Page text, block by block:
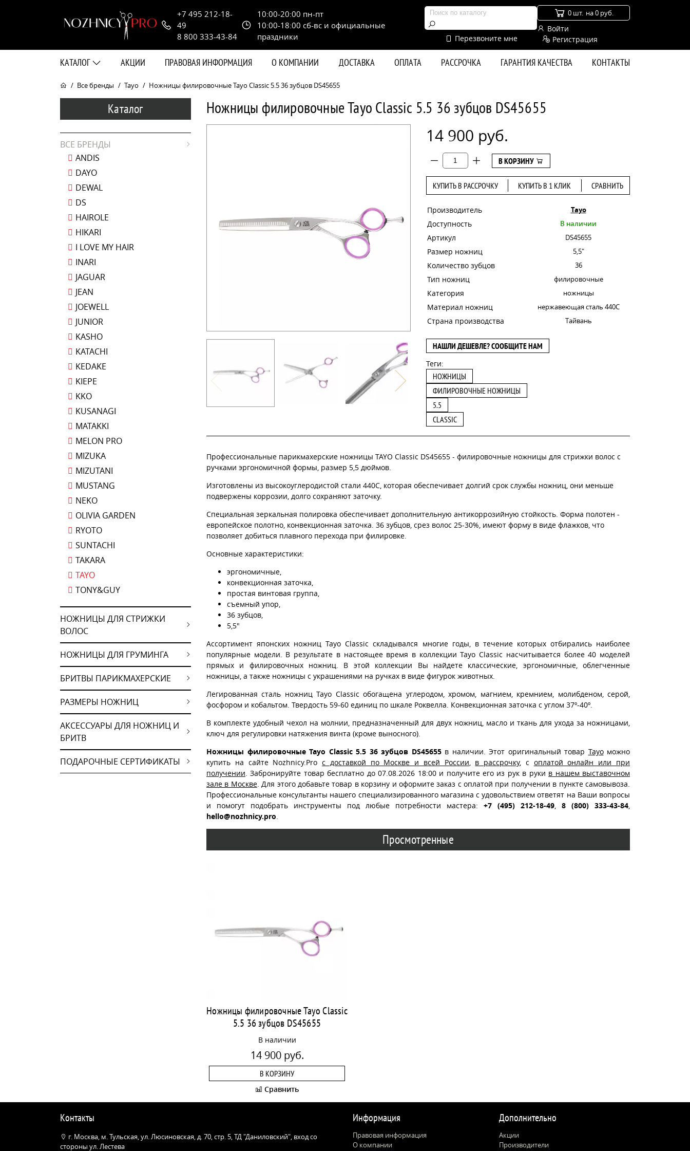
+7 495 212-18-
49
8 800 333-43-84
10:00-20:00 пн-пт
10:00-18:00 сб-вс и официальные
праздники
Перезвоните мне
0 шт. на 0 руб.
Войти
Регистрация
КАТАЛОГ АКЦИИ ПРАВОВАЯ ИНФОРМАЦИЯ О КОМПАНИИ ДОСТАВКА ОПЛАТА РАССРОЧКА ГАРАНТИЯ КАЧЕСТВА КОНТАКТЫ
Все бренды Tayo Ножницы филировочные Tayo Classic 5.5 36 зубцов DS45655
Каталог
ВСЕ БРЕНДЫ
ANDIS
DAYO
DEWAL
DS
HAIROLE
HIKARI
I LOVE MY HAIR
INARI
JAGUAR
JEAN
JOEWELL
JUNIOR
KASHO
KATACHI
KEDAKE
KIEPE
KKO
KUSANAGI
MATAKKI
MELON PRO
MIZUKA
MIZUTANI
MUSTANG
NEKO
OLIVIA GARDEN
RYOTO
SUNTACHI
TAKARA
TAYO
TONY&GUY
НОЖНИЦЫ ДЛЯ СТРИЖКИ
ВОЛОС
НОЖНИЦЫ ДЛЯ ГРУМИНГА
БРИТВЫ ПАРИКМАХЕРСКИЕ
РАЗМЕРЫ НОЖНИЦ
АКСЕССУАРЫ ДЛЯ НОЖНИЦ И
БРИТВ
ПОДАРОЧНЫЕ СЕРТИФИКАТЫ
Ножницы филировочные Tayo Classic 5.5 36 зубцов DS45655
14 900 руб.
В КОРЗИНУ
КУПИТЬ В РАССРОЧКУ КУПИТЬ В 1 КЛИК СРАВНИТЬ
Производитель Tayo
Доступность В наличии
Артикул DS45655
Размер ножниц 5,5"
Количество зубцов 36
Тип ножниц филировочные
Категория ножницы
Материал ножниц нержавеющая сталь 440C
Страна производства Тайвань
НАШЛИ ДЕШЕВЛЕ? СООБЩИТЕ НАМ
Теги:
НОЖНИЦЫ
ФИЛИРОВОЧНЫЕ НОЖНИЦЫ
5.5
CLASSIC
Профессиональные парикмахерские ножницы TAYO Classic DS45655 - филировочные ножницы для стрижки волос с
ручками эргономичной формы, размер 5,5 дюймов.
Изготовлены из высокоуглеродистой стали 440С, которая обеспечивает долгий срок службы ножниц, они меньше
подвержены коррозии, долго сохраняют заточку.
Специальная зеркальная полировка обеспечивает дополнительную антикоррозийную стойкость. Форма полотен -
европейское полотно, конвекционная заточка. 36 зубцов, срез волос 25-30%, имеют форму в виде флажков, что
позволяет добиться плавного перехода при филировке.
Основные характеристики:
эргономичные,
конвекционная заточка,
простая винтовая группа,
съемный упор,
36 зубцов,
5,5"
Ассортимент японских ножниц Tayo Classic складывался многие годы, в течение которых отбирались наиболее
популярные модели. В результате в настоящее время в коллекции Tayo Classic насчитывается более 40 моделей
прямых и филировочных ножниц. В этой коллекции Вы найдете классические, эргономичные, облегченные
ножницы, а также ножницы с украшениями на ручках в виде фигурок животных.
Легированная сталь ножниц Tayo Classic обогащена углеродом, хромом, магнием, кремнием, молибденом, серой,
фосфором и кобальтом. Твердость 59-60 единиц по шкале Роквелла. Конвекционная заточка с углом 37º-40º.
В комплекте удобный чехол на молнии, предназначенный для двух ножниц, масло и ткань для ухода за ножницами,
ключ для регулировки натяжения винта (кроме выносного).
Ножницы филировочные Tayo Classic 5.5 36 зубцов DS45655в наличии. Этот оригинальный товар Tayoможно
купить на сайте Nozhnicy.Proс доставкой по Москве и всей России, в рассрочку, с оплатой онлайн или при
получении. Забронируйте товар бесплатно до 07.08.2026 18:00 и получите его из рук в руки в нашем выставочном
зале в Москве. Для этого добавьте товар в корзину и оформите заказ с оплатой при получении в пункте самовывоза.
Профессиональные консультанты нашего специализированного магазина с удовольствием ответят на Ваши вопросы
и помогут подобрать инструменты под любые потребности мастера: +7 (495) 212-18-49, 8 (800) 333-43-84,
hello@nozhnicy.pro.
Просмотренные
Ножницы филировочные Tayo Classic
5.5 36 зубцов DS45655
В наличии
14 900 руб.
В КОРЗИНУ
Сравнить
Контакты
г. Москва, м. Тульская, ул. Люсиновская, д. 70, стр. 5, ТД "Даниловский", вход со
стороны ул. Лестева
Информация
Правовая информация
О компании
Дополнительно
Акции
Производители